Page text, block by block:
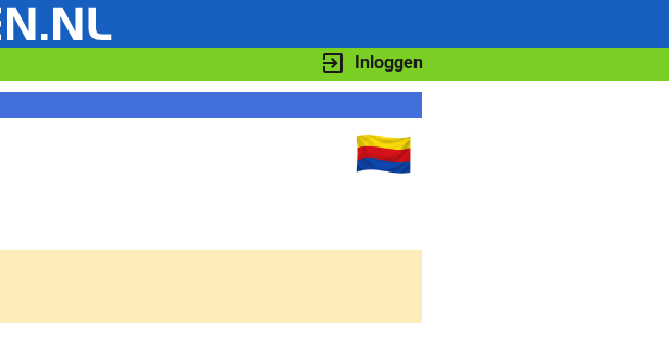
Inloggen